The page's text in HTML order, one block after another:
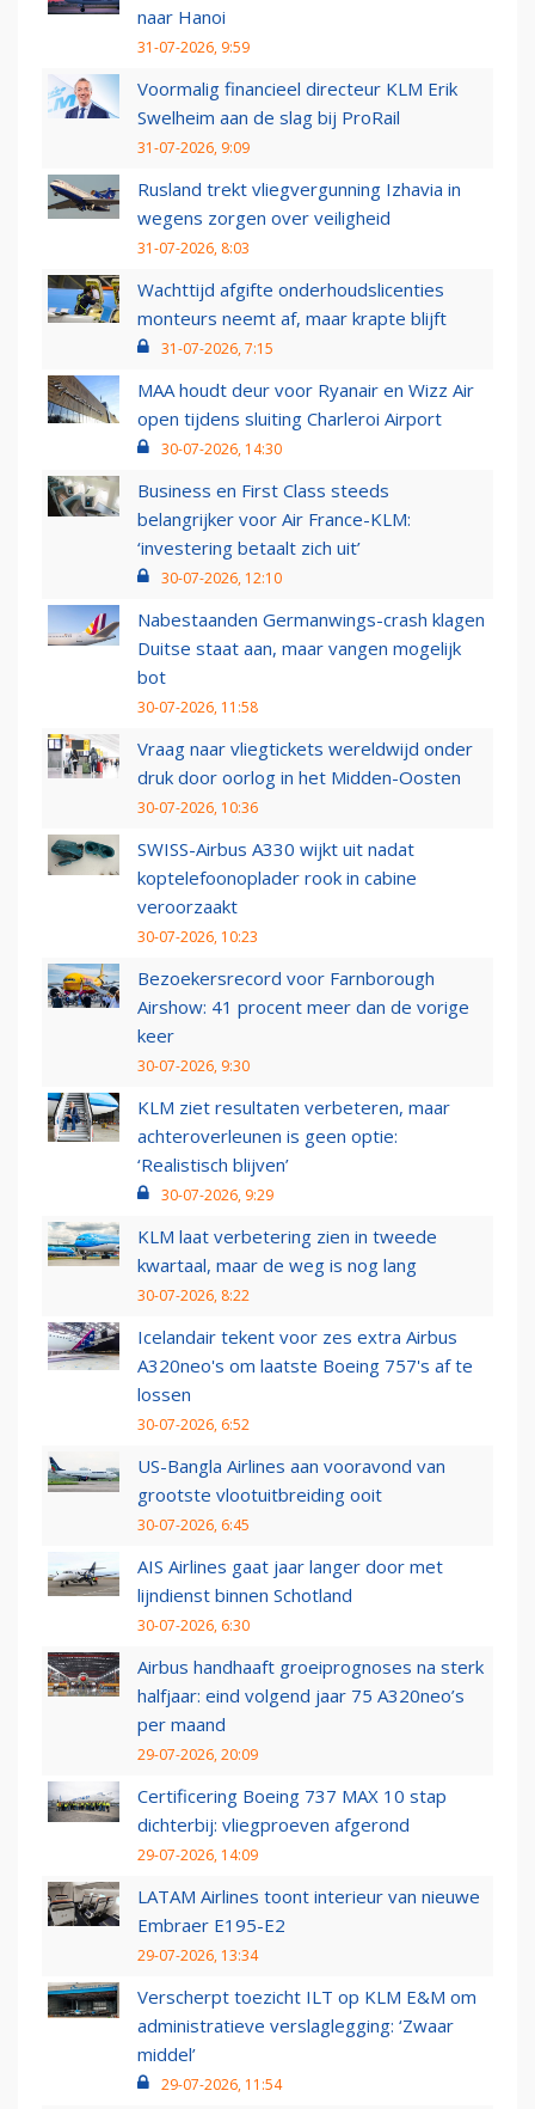
naar Hanoi
31-07-2026, 9:59
Voormalig financieel directeur KLM Erik
Swelheim aan de slag bij ProRail
31-07-2026, 9:09
Rusland trekt vliegvergunning Izhavia in
wegens zorgen over veiligheid
31-07-2026, 8:03
Wachttijd afgifte onderhoudslicenties
monteurs neemt af, maar krapte blijft
31-07-2026, 7:15
MAA houdt deur voor Ryanair en Wizz Air
open tijdens sluiting Charleroi Airport
30-07-2026, 14:30
Business en First Class steeds
belangrijker voor Air France-KLM:
‘investering betaalt zich uit’
30-07-2026, 12:10
Nabestaanden Germanwings-crash klagen
Duitse staat aan, maar vangen mogelijk
bot
30-07-2026, 11:58
Vraag naar vliegtickets wereldwijd onder
druk door oorlog in het Midden-Oosten
30-07-2026, 10:36
SWISS-Airbus A330 wijkt uit nadat
koptelefoonoplader rook in cabine
veroorzaakt
30-07-2026, 10:23
Bezoekersrecord voor Farnborough
Airshow: 41 procent meer dan de vorige
keer
30-07-2026, 9:30
KLM ziet resultaten verbeteren, maar
achteroverleunen is geen optie:
‘Realistisch blijven’
30-07-2026, 9:29
KLM laat verbetering zien in tweede
kwartaal, maar de weg is nog lang
30-07-2026, 8:22
Icelandair tekent voor zes extra Airbus
A320neo's om laatste Boeing 757's af te
lossen
30-07-2026, 6:52
US-Bangla Airlines aan vooravond van
grootste vlootuitbreiding ooit
30-07-2026, 6:45
AIS Airlines gaat jaar langer door met
lijndienst binnen Schotland
30-07-2026, 6:30
Airbus handhaaft groeiprognoses na sterk
halfjaar: eind volgend jaar 75 A320neo’s
per maand
29-07-2026, 20:09
Certificering Boeing 737 MAX 10 stap
dichterbij: vliegproeven afgerond
29-07-2026, 14:09
LATAM Airlines toont interieur van nieuwe
Embraer E195-E2
29-07-2026, 13:34
Verscherpt toezicht ILT op KLM E&M om
administratieve verslaglegging: ‘Zwaar
middel’
29-07-2026, 11:54